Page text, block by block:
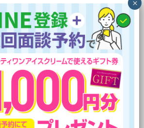
鹿児島県霧島市隼人町見次1229
人国分ショッピングセンター1F
話番号：0995-56-5030
FAX番号：0995-56-5033
定休日：木曜日
職業紹介事業 46-ユ-300220
派遣事業許可番号 派 46-300275